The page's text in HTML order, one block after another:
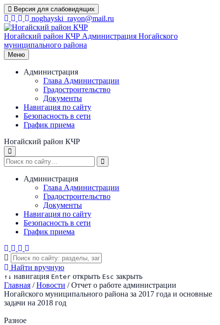
Перейти
к
содержимому
Версия для слабовидящих
noghayski_rayon@mail.ru
Ногайский район КЧР Администрация Ногайского
муниципального района
Меню
Администрация
Глава Администрации
Градостроительство
Документы
Навигация по сайту
Безопасность в сети
График приема
Ногайский район КЧР
Администрация
Глава Администрации
Градостроительство
Документы
Навигация по сайту
Безопасность в сети
График приема
Найти вручную
↑ ↓ навигация Enter открыть Esc закрыть
Главная / Новости / Отчет о работе администрации
Ногайского муниципального района за 2017 года и основные
задачи на 2018 год
Разное